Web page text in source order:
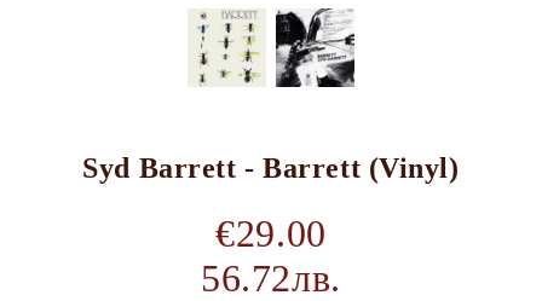
Syd Barrett - Barrett (Vinyl)
€29.00
56.72лв.